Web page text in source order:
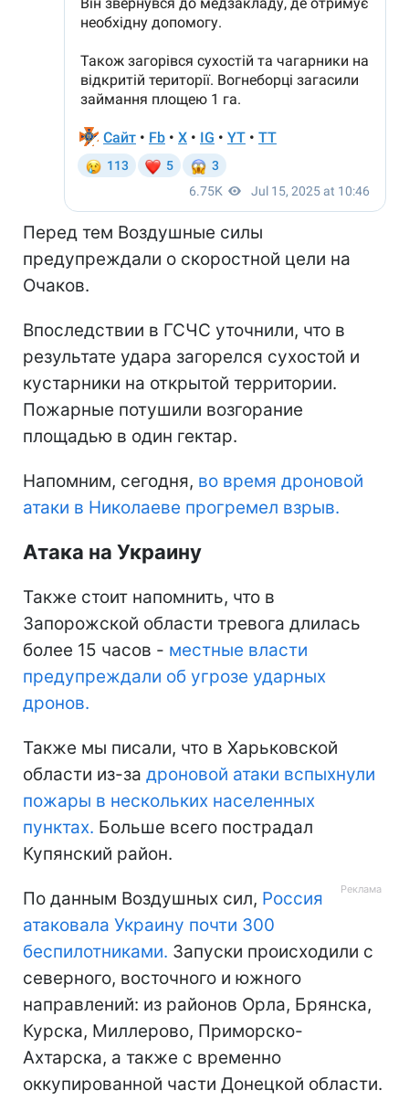
Перед тем Воздушные силы
предупреждали о скоростной цели на
Очаков.
Впоследствии в ГСЧС уточнили, что в
результате удара загорелся сухостой и
кустарники на открытой территории.
Пожарные потушили возгорание
площадью в один гектар.
Напомним, сегодня, во время дроновой
атаки в Николаеве прогремел взрыв.
Атака на Украину
Также стоит напомнить, что в
Запорожской области тревога длилась
более 15 часов - местные власти
предупреждали об угрозе ударных
дронов.
Также мы писали, что в Харьковской
области из-за дроновой атаки вспыхнули
пожары в нескольких населенных
пунктах. Больше всего пострадал
Купянский район.
По данным Воздушных сил, Россия
атаковала Украину почти 300
беспилотниками. Запуски происходили с
северного, восточного и южного
направлений: из районов Орла, Брянска,
Курска, Миллерово, Приморско-
Ахтарска, а также с временно
оккупированной части Донецкой области.